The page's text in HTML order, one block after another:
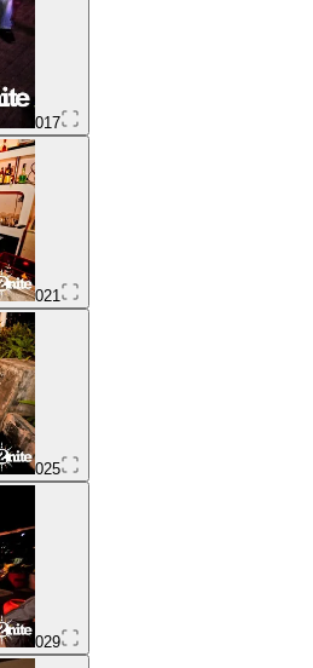
017
021
025
029